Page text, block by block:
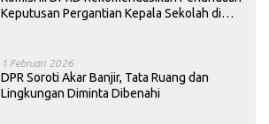
Keputusan Pergantian Kepala Sekolah di
1 Februari 2026
DPR Soroti Akar Banjir, Tata Ruang dan
Lingkungan Diminta Dibenahi